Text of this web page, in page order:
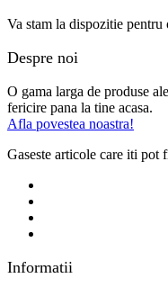
Va stam la dispozitie
Despre noi
O gama larga de produse
fericire pana la tine acasa.
Afla povestea noastra!
Gaseste articole care iti pot
Informatii